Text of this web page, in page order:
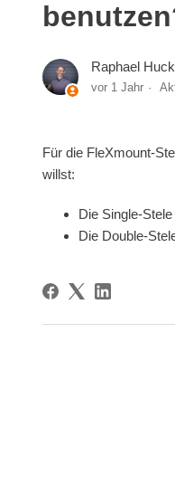
Raphael
vor 1 Jahr
Für die FleXmount-
willst:
Die Single-
Die Double-